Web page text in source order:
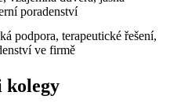
poradenství
podpora, terapeutické řešení,
ve firmě
kolegy